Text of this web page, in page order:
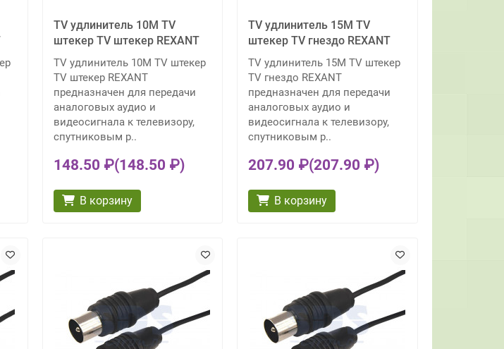
TV удлинитель 10М TV
штекер TV штекер REXANT
TV удлинитель 10М TV штекер
TV штекер REXANT
предназначен для передачи
аналоговых аудио и
видеосигнала к телевизору,
спутниковым р..
148.50 ₽(148.50 ₽)
В корзину
TV удлинитель 15М TV
штекер TV гнездо REXANT
TV удлинитель 15М TV штекер
TV гнездо REXANT
предназначен для передачи
аналоговых аудио и
видеосигнала к телевизору,
спутниковым р..
207.90 ₽(207.90 ₽)
В корзину